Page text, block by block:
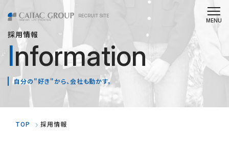
RECRUIT SITE
採用情報
Information
自分の"好き"から、会社も動かす。
TOP 採用情報